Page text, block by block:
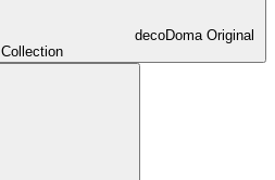
decoDoma Original
Collection